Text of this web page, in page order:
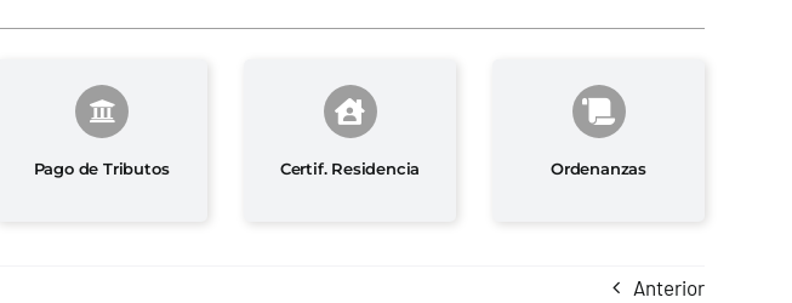
Pago de Tributos Certif. Residencia Ordenanzas
Anterior